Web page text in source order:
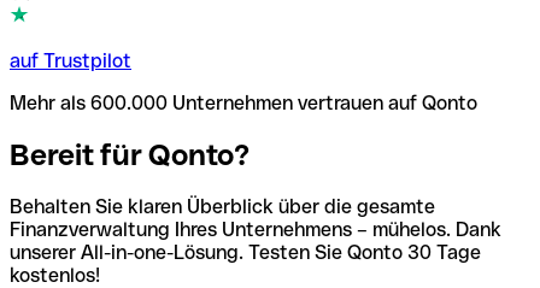
auf Trustpilot
Mehr als 600.000 Unternehmen vertrauen auf Qonto
Bereit für Qonto?
Behalten Sie klaren Überblick über die gesamte
Finanzverwaltung Ihres Unternehmens – mühelos. Dank
unserer All-in-one-Lösung. Testen Sie Qonto 30 Tage
kostenlos!